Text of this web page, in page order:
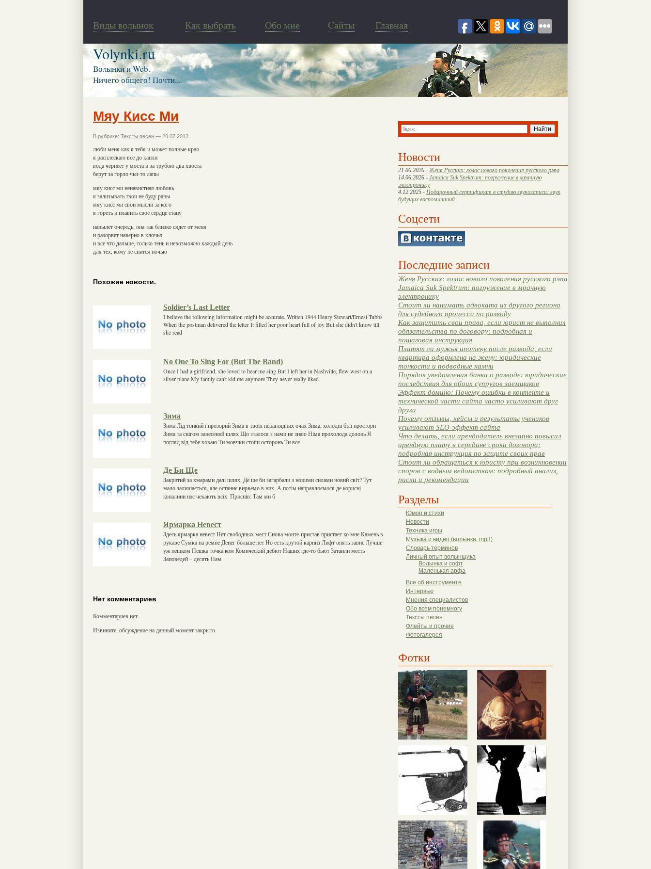
Виды волынок Как выбрать Обо мне Cайты Главная
Volynki.ru
Волынки и Web.
Ничего общего! Почти...
Новости
21.06.2026 - Женя Русских: голос нового поколения русского рэпа
14.06.2026 - Jamaica Suk Spektrum: погружение в мрачную
электронику
4.12.2025 - Подарочный сертификат в студию звукозаписи: звук
будущих воспоминаний
Соцсети
Последние записи
Женя Русских: голос нового поколения русского рэпа
Jamaica Suk Spektrum: погружение в мрачную
электронику
Стоит ли нанимать адвоката из другого региона
для судебного процесса по разводу
Как защитить свои права, если юрист не выполнил
обязательства по договору: подробная и
пошаговая инструкция
Платят ли мужья ипотеку после развода, если
квартира оформлена на жену: юридические
тонкости и подводные камни
Порядок уведомления банка о разводе: юридические
последствия для обоих супругов заемщиков
Эффект домино: Почему ошибки в контенте и
технической части сайта часто усиливают друг
друга
Почему отзывы, кейсы и результаты учеников
усиливают SEO-эффект сайта
Что делать, если арендодатель внезапно повысил
арендную плату в середине срока договора:
подробная инструкция по защите своих прав
Стоит ли обращаться к юристу при возникновении
споров с водным ведомством: подробный анализ,
риски и рекомендации
Разделы
Юмор и стихи
Новости
Техника игры
Музыка и видео (волынка, mp3)
Словарь терминов
Личный опыт волынщика
Волынка и софт
Маленькая арфа
Все об инструменте
Интервью
Мнения специалистов
Обо всем понемногу
Тексты песен
Флейты и прочие
Фотогалерея
Фотки
Мяу Кисс Ми
В рубрике: Тексты песен — 20.07.2012
люби меня как я тебя и может полные края
я расплескаю все до капли
вода чернеет у моста и за трубою два хвоста
берут за горло чьи-то лапы
мяу кисс ми ненавистная любовь
я зализывать твои не буду раны
мяу кисс ми свои мысли за кого
я гореть и плавить свое сердце стану
навылет очередь, она так близко сядет от меня
и разорвет наверно в клочья
и все что дальше, только тень и невозможно каждый день
для тех, кому не спится ночью
Похожие новости.
Soldier’s Last Letter
I believe the following information might be accurate. Written 1944 Henry Stewart/Ernest Tubbs
When the postman delivered the letter It filled her poor heart full of joy But she didn't know till
she read
No One To Sing For (But The Band)
Once I had a girlfriend, she loved to hear me sing But I left her in Nashville, flew west on a
silver plane My family can't kid me anymore They never really liked
Зима
Зима Лід тонкий і прозорий Зима в твоїх ненаглядних очах Зима, холодні білі простори
Зима та снігом занесений шлях Що зталося з нами не знаю Німа прохолода долонь Я
погляд від тебе ховаю Ти мовчки стоїш осторонь Ти все
Де Би Ще
Закритий за хмарами далі шлях, Де ще би загарбали з новими силами новий світ? Тут
мало залишається, але останнє вирвемо в них, А потім направляємося де корисні
копалини нас чекають всіх. Приспів: Там ми б
Ярмарка Невест
Здесь ярмарка невест Нет свободных мест Снова монте-пристав пристает ко мне Камень в
рукаве Сумка на ремне Денег больше нет Но есть крутой карниз Лифт опять завис Лучше
уж пешком Пешка точка ком Комический дебют Наших где-то бьют Затаили месть
Заповедей – десять Нам
Нет комментариев
Комментариев нет.
Извините, обсуждение на данный момент закрыто.